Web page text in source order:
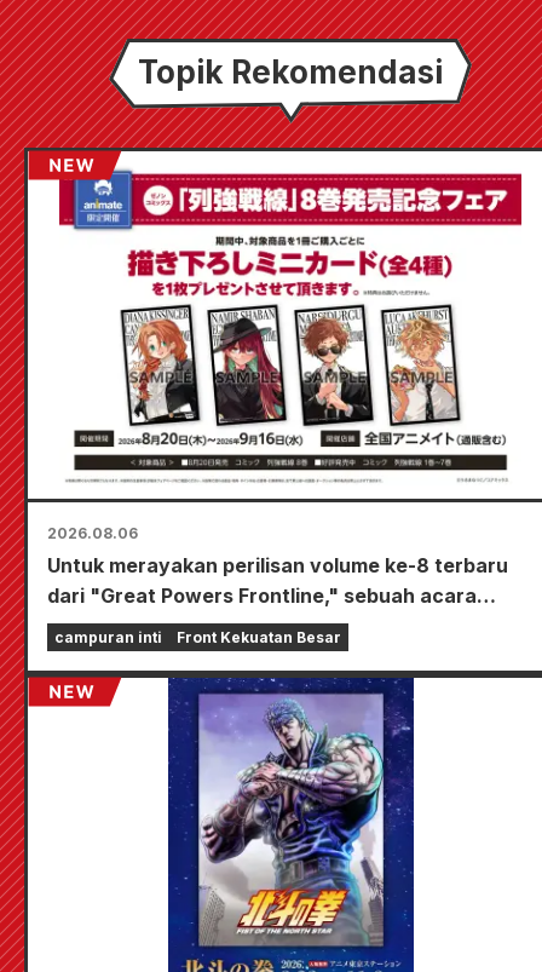
Topik Rekomendasi
2026.08.06
Untuk merayakan perilisan volume ke-8 terbaru
dari "Great Powers Frontline," sebuah acara
terbatas akan diadakan di toko-toko Animate di
seluruh negeri mulai 20 Agustus, di mana Anda
bisa mendapatkan kartu mini yang digambar
khusus (total 4 jenis)!
campuran inti Front Kekuatan Besar